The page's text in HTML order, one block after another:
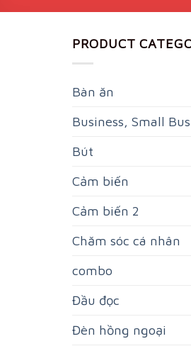
PRODUCT
Bàn ăn
Business, Small
Bút
Cảm biến
Cảm biến 2
Chăm sóc cá nhân
combo
Đầu đọc
Đèn hồng ngoại